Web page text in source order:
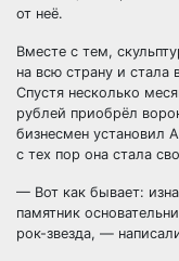
от неё.
Вместе с тем,
на всю страну и стала
Спустя несколько
рублей приобрёл
бизнесмен установил
с тех пор она стала
— Вот как бывает:
памятник
рок-звезда, —